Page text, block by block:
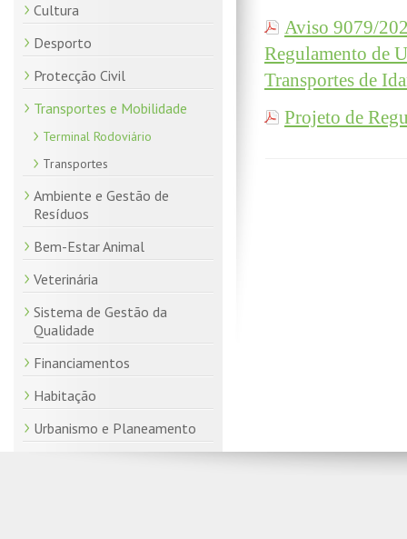
Cultura
Desporto
Protecção Civil
Transportes e Mobilidade
Terminal Rodoviário
Transportes
Ambiente e Gestão de
Resíduos
Bem-Estar Animal
Veterinária
Sistema de Gestão da
Qualidade
Financiamentos
Habitação
Urbanismo e Planeamento
Aviso 9079/
Regulamento de
Transportes de
Projeto de